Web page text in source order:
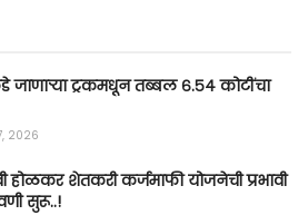
जाणाऱ्या ट्रकमधून तब्बल ६.५४ कोटींचा
2026
होळकर शेतकरी कर्जमाफी योजनेची प्रभावी
सुरू..!